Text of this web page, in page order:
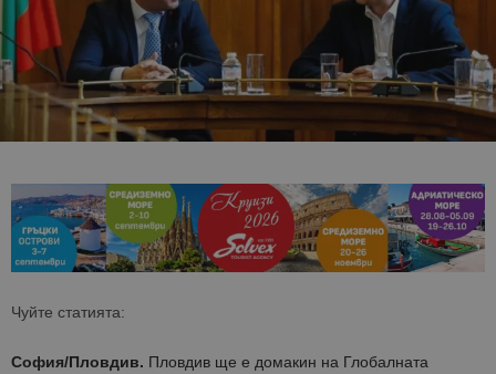
Чуйте статията:
София/Пловдив. Пловдив ще е домакин на Глобалната